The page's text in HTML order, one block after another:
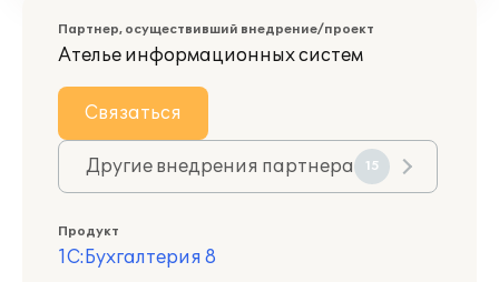
Партнер, осуществивший внедрение/проект
Ателье информационных систем
Связаться
Другие внедрения партнера 15
Продукт
1С:Бухгалтерия 8